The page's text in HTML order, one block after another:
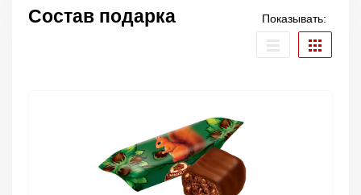
Состав подарка Показывать: